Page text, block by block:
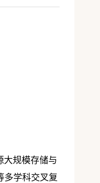
大规模存储与
多学科交叉复